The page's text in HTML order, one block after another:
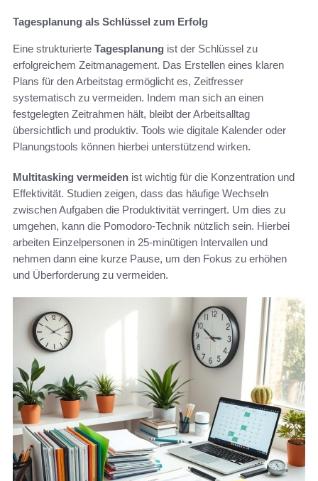
Tagesplanung als Schlüssel zum Erfolg
Eine strukturierte Tagesplanung ist der Schlüssel zu
erfolgreichem Zeitmanagement. Das Erstellen eines klaren
Plans für den Arbeitstag ermöglicht es, Zeitfresser
systematisch zu vermeiden. Indem man sich an einen
festgelegten Zeitrahmen hält, bleibt der Arbeitsalltag
übersichtlich und produktiv. Tools wie digitale Kalender oder
Planungstools können hierbei unterstützend wirken.
Multitasking vermeiden ist wichtig für die Konzentration und
Effektivität. Studien zeigen, dass das häufige Wechseln
zwischen Aufgaben die Produktivität verringert. Um dies zu
umgehen, kann die Pomodoro-Technik nützlich sein. Hierbei
arbeiten Einzelpersonen in 25-minütigen Intervallen und
nehmen dann eine kurze Pause, um den Fokus zu erhöhen
und Überforderung zu vermeiden.